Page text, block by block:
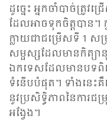
ដូច្នេះ អ្នកចាំបាច់ត្រូវ
ដែលអាចទុកចិត្តបាន។
ក្លាយជាជម្រើសទី 1 សម្
សម្ផស្សដែលមានកិត្យា
ឯកទេសដែលមានបទ
ទំនើបបំផុត។ ទាំងនេះគឺ
នូវប្រសិទ្ធិភាពនៃការ
អង្វែង។